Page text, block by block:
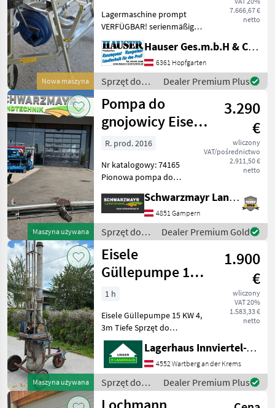
Nowa maszyna
7.666,67 €
netto
Lagermaschine prompt
VERFÜGBAR! serienmäßige
Ausführung Technische
Daten: E-Motorleistung: 11
kW Förderleistung: 3000 –
6000 Liter/ min
Max.Förderhöhe:
Hauser Ges.m.b.H & Co.KG
6361 Hopfgarten
Sprzęt do
nawożenia i
nawadniania
/ Huber
Dealer Premium Plus
Maszyna używana
Pompa do
gnojowicy Eisele
z silnikiem
3.290
€
wliczony
VAT/pośrednictwo
2.911,50 €
netto
R. prod. 2016
Nr katalogowy: 74165
Pionowa pompa do
m - z silnikiem
elektrycznym Mariacher o
mocy 18 kW - z połączeniem
gwiazda-trójkąt - z
przyłączem
Schwarzmayr Landtechnik GmbH - Gampern
4851 Gampern
Sprzęt do
nawożenia i
nawadniania
/ Eisele
Dealer Premium Gold
Maszyna używana
Eisele
Güllepumpe 15
KW
1.900
€
wliczony
VAT 20%
1.583,33 €
netto
1 h
Eisele Güllepumpe 15 KW 4,
3m Tiefe Sprzęt do
nawożenia i nawadniania
Pompy do gnojowicy
Lagerhaus Innviertel-Traunviertel-Urfahr eGen, Wartberg/Krems
4552 Wartberg an der Krems
Sprzęt do
nawożenia i
Dealer Premium Plus